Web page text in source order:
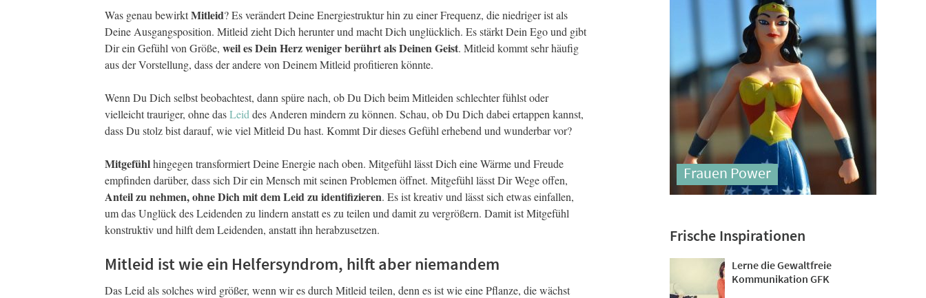
Was genau bewirktMitleid? Es verändert Deine Energiestruktur hin zu einer Frequenz, die niedriger ist als
Deine Ausgangsposition. Mitleid zieht Dich herunter und macht Dich unglücklich. Es stärkt Dein Ego und gibt
Dir ein Gefühl von Größe, weil es Dein Herz weniger berührt als Deinen Geist. Mitleid kommt sehr häufig
aus der Vorstellung, dass der andere von Deinem Mitleid profitieren könnte.
Wenn Du Dich selbst beobachtest, dann spüre nach, ob Du Dich beim Mitleiden schlechter fühlst oder
vielleicht trauriger, ohne dasLeid des Anderen mindern zu können. Schau, ob Du Dich dabei ertappen kannst,
dass Du stolz bist darauf, wie viel Mitleid Du hast. Kommt Dir dieses Gefühl erhebend und wunderbar vor?
Mitgefühlhingegen transformiert Deine Energie nach oben. Mitgefühl lässt Dich eine Wärme und Freude
empfinden darüber, dass sich Dir ein Mensch mit seinen Problemen öffnet. Mitgefühl lässt Dir Wege offen,
Anteil zu nehmen, ohne Dich mit dem Leid zu identifizieren. Es ist kreativ und lässt sich etwas einfallen,
um das Unglück des Leidenden zu lindern anstatt es zu teilen und damit zu vergrößern. Damit ist Mitgefühl
konstruktiv und hilft dem Leidenden, anstatt ihn herabzusetzen.
Mitleid ist wie ein Helfersyndrom, hilft aber niemandem
Das Leid als solches wird größer, wenn wir es durch Mitleid teilen, denn es ist wie eine Pflanze, die wächst
Frauen Power
Frische Inspirationen
Lerne die Gewaltfreie
Kommunikation GFK